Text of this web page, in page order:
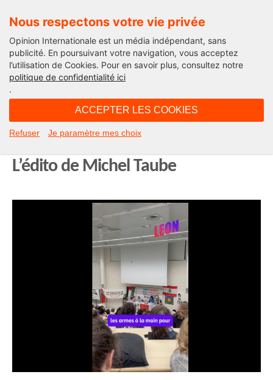
Nous respectons votre vie privée
Opinion Internationale est un média indépendant, sans
publicité. En poursuivant votre navigation, vous acceptez
l’utilisation de Cookies. Pour en savoir plus, consultez notre
politique de confidentialité ici
.
ACCEPTER LES COOKIES
Refuser Je paramètre mes choix
Edito
Appel au 7 octobre en France :
L’édito de Michel Taube